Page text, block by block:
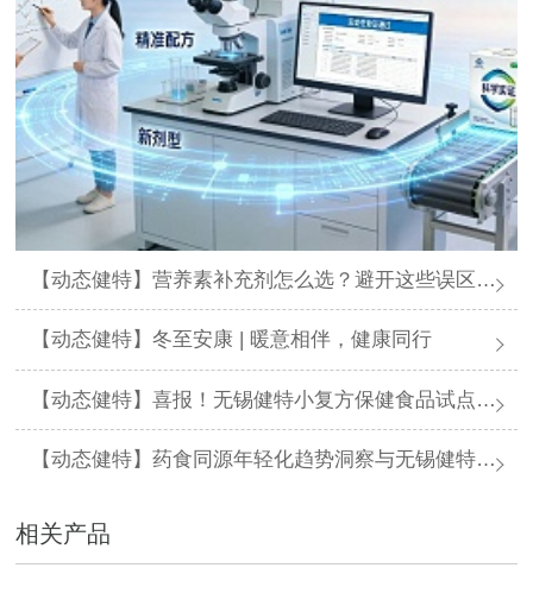
【动态健特】营养素补充剂怎么选？避开这些误区，科学进补不踩坑
【动态健特】冬至安康 | 暖意相伴，健康同行
【动态健特】喜报！无锡健特小复方保健食品试点申报通过省局初审
【动态健特】药食同源年轻化趋势洞察与无锡健特一站式创新解决方案
相关产品